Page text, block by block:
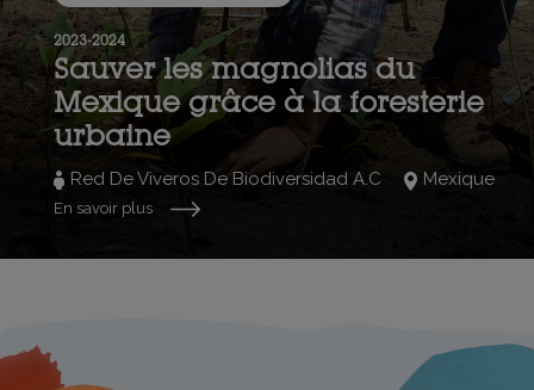
2023-2024
Sauver les magnolias du
Mexique grâce à la foresterie
urbaine
Red De Viveros De Biodiversidad A.C Mexique
En savoir plus